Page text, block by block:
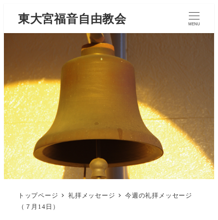
東大宮福音自由教会 MENU
トップページ 礼拝メッセージ
今週の礼拝メッセージ
（７月14日）